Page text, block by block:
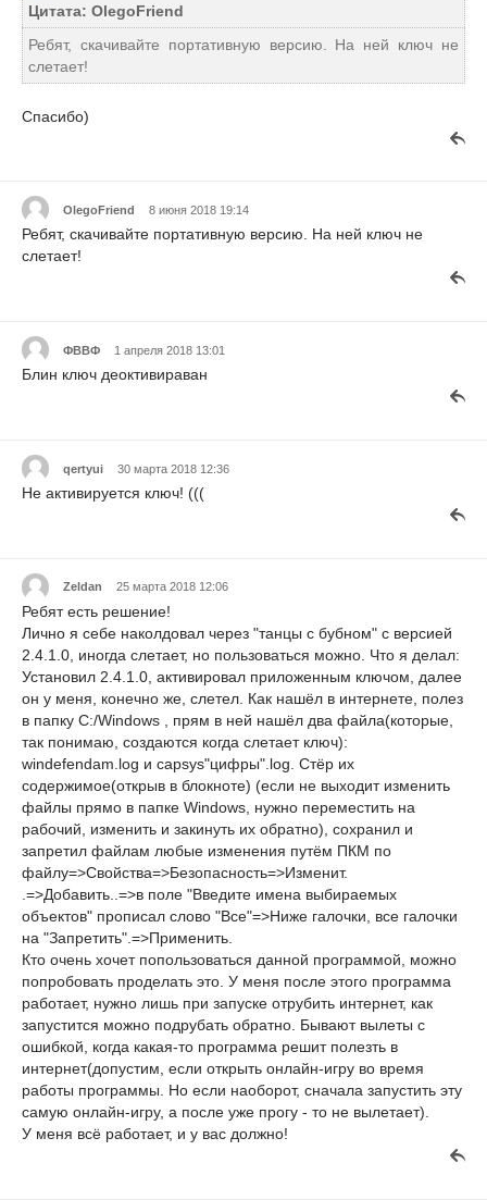
Цитата: OlegoFriend
Ребят, скачивайте портативную версию. На ней ключ не
слетает!
Спасибо)
OlegoFriend 8 июня 2018 19:14
Ребят, скачивайте портативную версию. На ней ключ не
слетает!
ФВВФ 1 апреля 2018 13:01
Блин ключ деоктивираван
qertyui 30 марта 2018 12:36
Не активируется ключ! (((
Zeldan 25 марта 2018 12:06
Ребят есть решение!
Лично я себе наколдовал через "танцы с бубном" с версией
2.4.1.0, иногда слетает, но пользоваться можно. Что я делал:
Установил 2.4.1.0, активировал приложенным ключом, далее
он у меня, конечно же, слетел. Как нашёл в интернете, полез
в папку C:/Windows , прям в ней нашёл два файла(которые,
так понимаю, создаются когда слетает ключ):
windefendam.log и capsys"цифры".log. Стёр их
содержимое(открыв в блокноте) (если не выходит изменить
файлы прямо в папке Windows, нужно переместить на
рабочий, изменить и закинуть их обратно), сохранил и
запретил файлам любые изменения путём ПКМ по
файлу=>Свойства=>Безопасность=>Изменит.
.=>Добавить..=>в поле "Введите имена выбираемых
объектов" прописал слово "Все"=>Ниже галочки, все галочки
на "Запретить".=>Применить.
Кто очень хочет попользоваться данной программой, можно
попробовать проделать это. У меня после этого программа
работает, нужно лишь при запуске отрубить интернет, как
запустится можно подрубать обратно. Бывают вылеты с
ошибкой, когда какая-то программа решит полезть в
интернет(допустим, если открыть онлайн-игру во время
работы программы. Но если наоборот, сначала запустить эту
самую онлайн-игру, а после уже прогу - то не вылетает).
У меня всё работает, и у вас должно!